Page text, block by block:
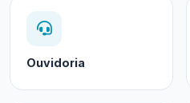
Ouvidoria